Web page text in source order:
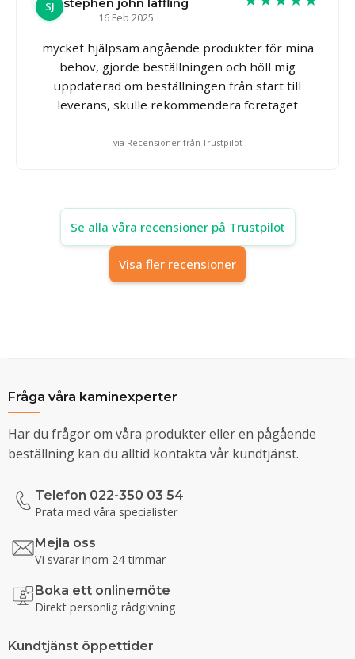
SJ
16 Feb 2025
mycket hjälpsam angående produkter för mina
behov, gjorde beställningen och höll mig
uppdaterad om beställningen från start till
leverans, skulle rekommendera företaget
via Recensioner från Trustpilot
Se alla våra recensioner på Trustpilot
Visa fler recensioner
Fråga våra kaminexperter
Har du frågor om våra produkter eller en pågående
beställning kan du alltid kontakta vår kundtjänst.
Telefon 022-350 03 54
Prata med våra specialister
Mejla oss
Vi svarar inom 24 timmar
Boka ett onlinemöte
Direkt personlig rådgivning
Kundtjänst öppettider